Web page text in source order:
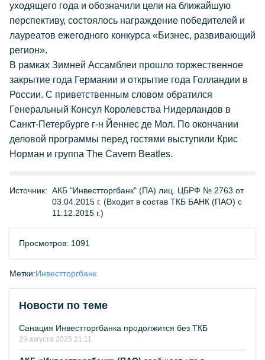
уходящего года и обозначили цели на ближайшую
перспективу, состоялось награждение победителей и
лауреатов ежегодного конкурса «Бизнес, развивающий
регион».
В рамках Зимней Ассамблеи прошло торжественное
закрытие года Германии и открытие года Голландии в
России. С приветственным словом обратился
Генеральный Консул Королевства Нидерландов в
Санкт-Петербурге г-н Йеннес де Мол. По окончании
деловой программы перед гостями выступили Крис
Норман и группа The Cavern Beatles.
Источник: АКБ "Инвестторгбанк" (ПА) лиц. ЦБРФ № 2763 от
03.04.2015 г. (Входит в состав ТКБ БАНК (ПАО) с
11.12.2015 г.)
Просмотров: 1091
Метки:Инвестторгбанк
Новости по теме
Санация Инвестторгбанка продолжится без ТКБ
29 августа 2025 21:11